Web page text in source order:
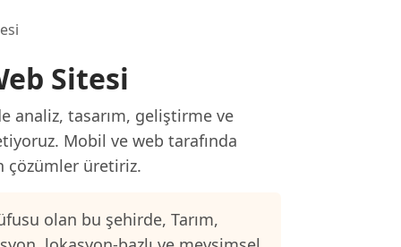
Sitesi
analiz, tasarım, geliştirme ve
Mobil ve web tarafında
çözümler üretiriz.
olan bu şehirde, Tarım,